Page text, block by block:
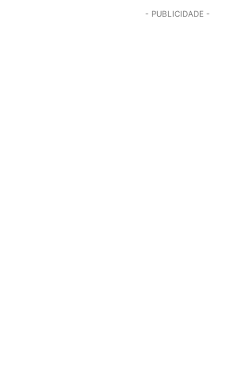
- PUBLICIDADE -